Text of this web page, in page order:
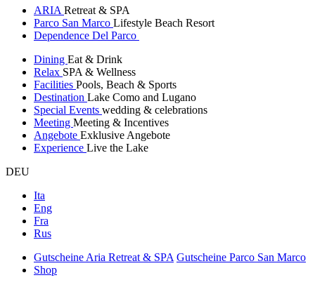
ARIA Retreat & SPA
Parco San Marco Lifestyle Beach Resort
Dependence Del Parco
Dining Eat & Drink
Relax SPA & Wellness
Facilities Pools, Beach & Sports
Destination Lake Como and Lugano
Special Events wedding & celebrations
Meeting Meeting & Incentives
Angebote Exklusive Angebote
Experience Live the Lake
DEU
Ita
Eng
Fra
Rus
Gutscheine Aria Retreat & SPA Gutscheine Parco San Marco
Shop